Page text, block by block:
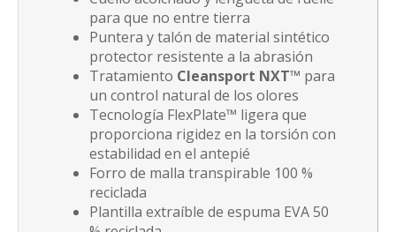
para que no entre tierra
Puntera y talón de material sintético
protector resistente a la abrasión
Tratamiento Cleansport NXT™ para
un control natural de los olores
Tecnología FlexPlate™ ligera que
proporciona rigidez en la torsión con
estabilidad en el antepié
Forro de malla transpirable 100 %
reciclada
Plantilla extraíble de espuma EVA 50